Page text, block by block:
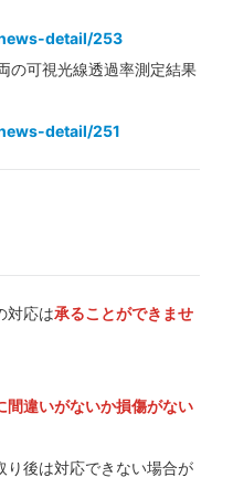
detail/253
の可視光線透過率測定結果
detail/251
対応は承ることができませ
間違いがないか損傷がない
り後は対応できない場合が